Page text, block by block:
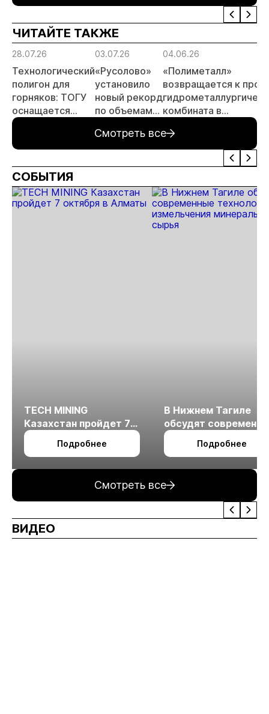
России»
году
ЧИТАЙТЕ ТАКЖЕ
28.07.26
Технологический
полигон для
горняков: ТОГУ
оснащается
современным
отечественного
производства
03.07.26
«Русолово»
установило
новый рекорд
по объемам
04.06.26
«Полиметалл»
возвращается к
комбината в
Смотреть все
СОБЫТИЯ
TECH MINING
Казахстан пройдет 7
октября в Алматы
Подробнее
В Нижнем Тагиле
обсудят
технологии
измельчения
Подробнее
Смотреть все
ВИДЕО